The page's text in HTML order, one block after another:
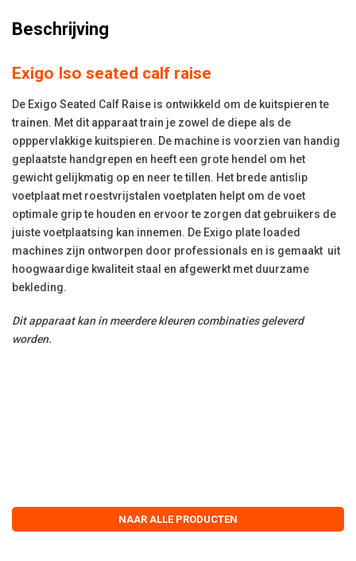
NAAR ALLE PRODUCTEN
Beschrijving
Exigo Iso seated calf raise
De Exigo Seated Calf Raise is ontwikkeld om de kuitspieren te
trainen. Met dit apparaat train je zowel de diepe als de
opppervlakkige kuitspieren. De machine is voorzien van handig
geplaatste handgrepen en heeft een grote hendel om het
gewicht gelijkmatig op en neer te tillen. Het brede antislip
voetplaat met roestvrijstalen voetplaten helpt om de voet
optimale grip te houden en ervoor te zorgen dat gebruikers de
juiste voetplaatsing kan innemen. De Exigo plate loaded
machines zijn ontworpen door professionals en is gemaakt uit
hoogwaardige kwaliteit staal en afgewerkt met duurzame
bekleding.
Dit apparaat kan in meerdere kleuren combinaties geleverd
worden.